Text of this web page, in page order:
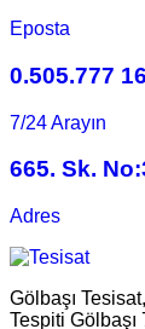
Eposta
0.505.777
7/24 Arayın
665. Sk.
Adres
Gölbaşı
Tespiti Gölbaşı